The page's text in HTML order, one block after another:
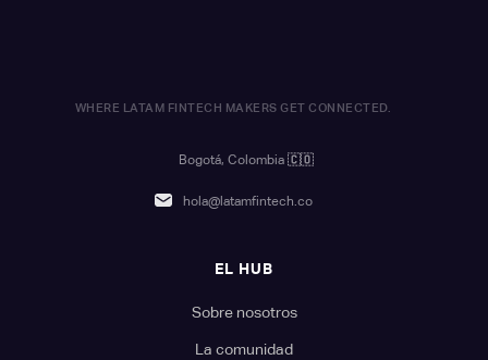
WHERE LATAM FINTECH MAKERS GET CONNECTED.
Bogotá, Colombia 🇨🇴
hola@latamfintech.co
EL HUB
Sobre nosotros
La comunidad